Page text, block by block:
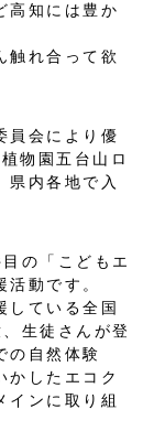
高知には豊か
触れ合って欲
員会により優
物園五台山ロ
県内各地で入
の「こどもエ
動です。
している全国
生徒さんが登
の自然体験
かしたエコク
インに取り組